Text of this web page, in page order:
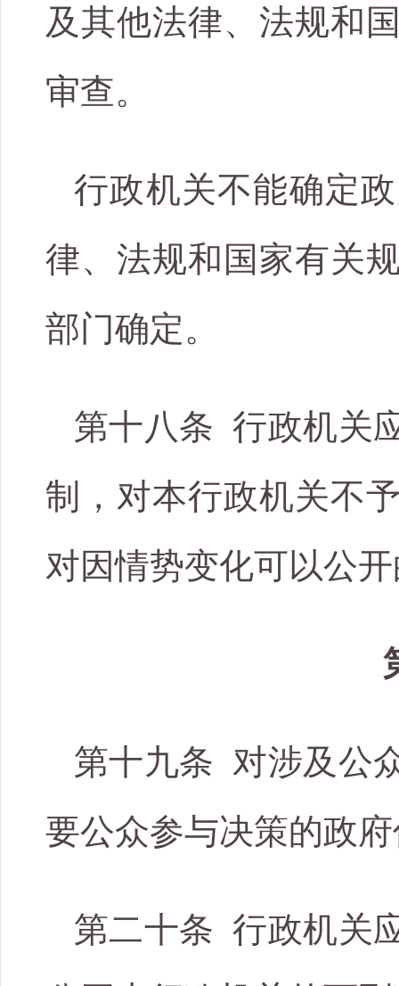
及其他法律、法规和
审查。
行政机关不能确定
律、法规和国家有关
部门确定。
第十八条 行政机关
制，对本行政机关不
对因情势变化可以公
第十九条 对涉及公
要公众参与决策的政
第二十条 行政机关